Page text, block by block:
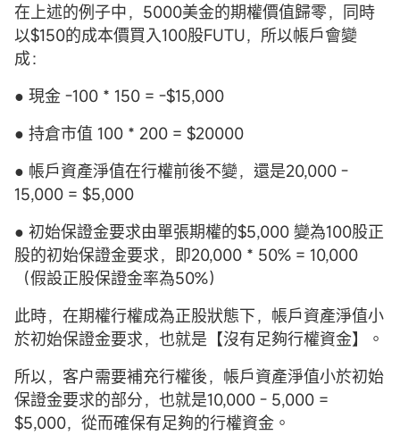
在上述的例子中，5000美金的期權價值歸零，同時
以$150的成本價買入100股FUTU，所以帳戶會變
成：
● 現金 -100 * 150 = -$15,000
● 持倉市值 100 * 200 = $20000
● 帳戶資產淨值在行權前後不變，還是20,000 -
15,000 = $5,000
● 初始保證金要求由單張期權的$5,000 變為100股正
股的初始保證金要求，即20,000 * 50% = 10,000
（假設正股保證金率為50%）
此時，在期權行權成為正股狀態下，帳戶資產淨值小
於初始保證金要求，也就是【沒有足夠行權資金】。
所以，客户需要補充行權後，帳戶資產淨值小於初始
保證金要求的部分，也就是10,000 - 5,000 =
$5,000，從而確保有足夠的行權資金。